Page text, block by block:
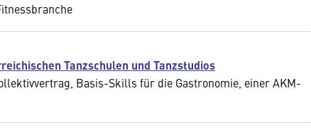
Tanzschulen und Tanzstudios
Basis-Skills für die Gastronomie, einer AKM-